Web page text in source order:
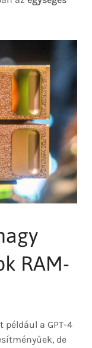
RAM-
például a GPT-4
de